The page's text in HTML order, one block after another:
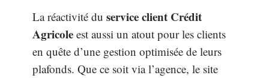
La réactivité du service client Crédit
Agricole est aussi un atout pour les clients
en quête d’une gestion optimisée de leurs
plafonds. Que ce soit via l’agence, le site